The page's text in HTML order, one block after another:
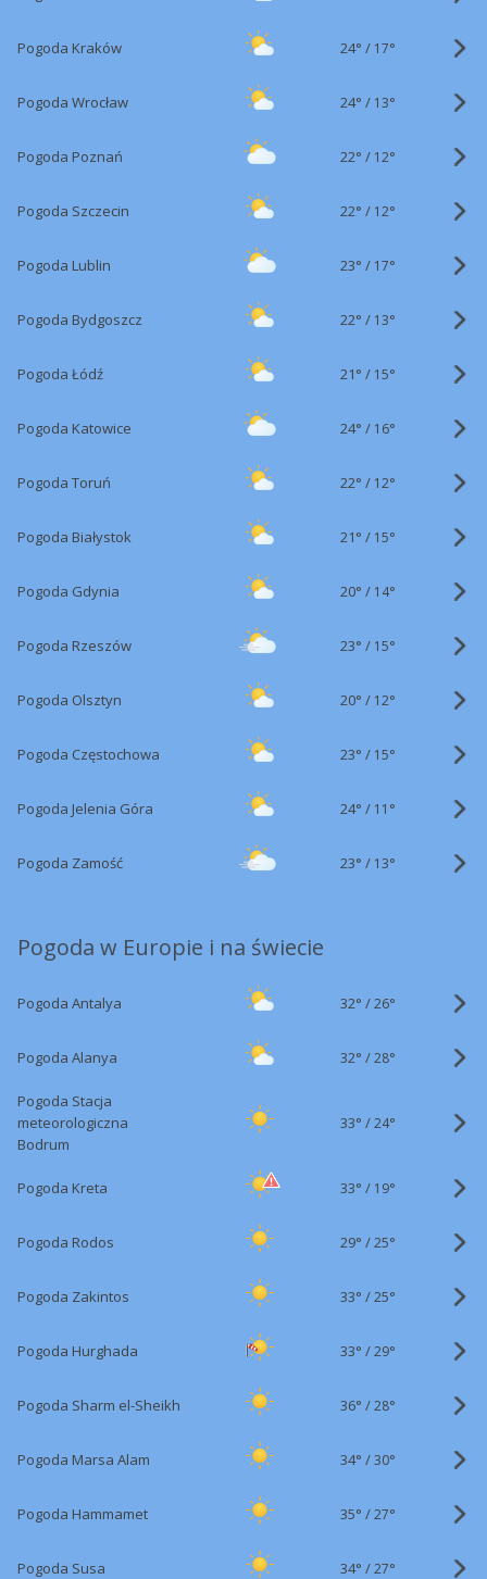
Pogoda Kraków 24° / 17°
Pogoda Wrocław 24° / 13°
Pogoda Poznań 22° / 12°
Pogoda Szczecin 22° / 12°
Pogoda Lublin 23° / 17°
Pogoda Bydgoszcz 22° / 13°
Pogoda Łódź 21° / 15°
Pogoda Katowice 24° / 16°
Pogoda Toruń 22° / 12°
Pogoda Białystok 21° / 15°
Pogoda Gdynia 20° / 14°
Pogoda Rzeszów 23° / 15°
Pogoda Olsztyn 20° / 12°
Pogoda Częstochowa 23° / 15°
Pogoda Jelenia Góra 24° / 11°
Pogoda Zamość 23° / 13°
Pogoda w Europie i na świecie
Pogoda Antalya 32° /26°
Pogoda Alanya 32° /28°
Pogoda Stacja
meteorologiczna
Bodrum
33° /24°
Pogoda Kreta 33° / 19°
Pogoda Rodos 29° /25°
Pogoda Zakintos 33° /25°
Pogoda Hurghada 33° /29°
Pogoda Sharm el-Sheikh 36° /28°
Pogoda Marsa Alam 34° /30°
Pogoda Hammamet 35° /27°
Pogoda Susa 34° /27°